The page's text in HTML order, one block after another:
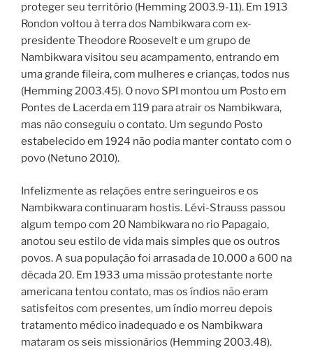
proteger seu território (Hemming 2003.9-11). Em 1913
Rondon voltou à terra dos Nambikwara com ex-
presidente Theodore Roosevelt e um grupo de
Nambikwara visitou seu acampamento, entrando em
uma grande fileira, com mulheres e crianças, todos nus
(Hemming 2003.45). O novo SPI montou um Posto em
Pontes de Lacerda em 119 para atrair os Nambikwara,
mas não conseguiu o contato. Um segundo Posto
estabelecido em 1924 não podia manter contato com o
povo (Netuno 2010).
Infelizmente as relações entre seringueiros e os
Nambikwara continuaram hostis. Lévi-Strauss passou
algum tempo com 20 Nambikwara no rio Papagaio,
anotou seu estilo de vida mais simples que os outros
povos. A sua população foi arrasada de 10.000 a 600 na
década 20. Em 1933 uma missão protestante norte
americana tentou contato, mas os índios não eram
satisfeitos com presentes, um índio morreu depois
tratamento médico inadequado e os Nambikwara
mataram os seis missionários (Hemming 2003.48).